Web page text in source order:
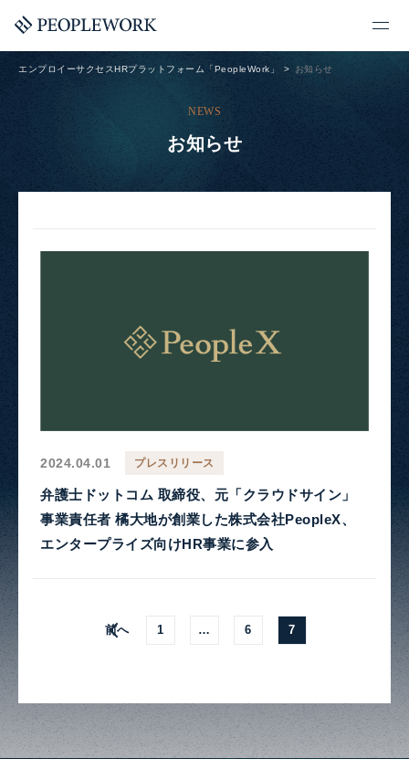
エンプロイーサクセスHRプラットフォーム「PeopleWork」 お知らせ
NEWS
お知らせ
2024.04.01 プレスリリース
弁護士ドットコム 取締役、元「クラウドサイン」
事業責任者 橘大地が創業した株式会社PeopleX、
エンタープライズ向けHR事業に参入
前へ 1 … 6 7